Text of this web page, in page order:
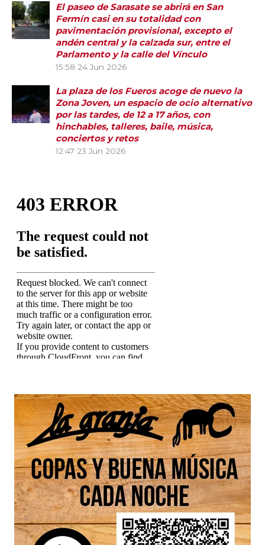
El paseo de Sarasate se abrirá en San
Fermín casi en su totalidad con
pavimentación provisional, excepto el
andén central y la calzada sur, entre el
Parlamento y la calle del Vínculo
15:58 24 Jun 2026
La plaza de los Fueros acoge de nuevo la
Zona Joven, un espacio de ocio alternativo
por las tardes, de 12 a 17 años, con
hinchables, talleres, baile, música,
conciertos y retos
12:47 23 Jun 2026